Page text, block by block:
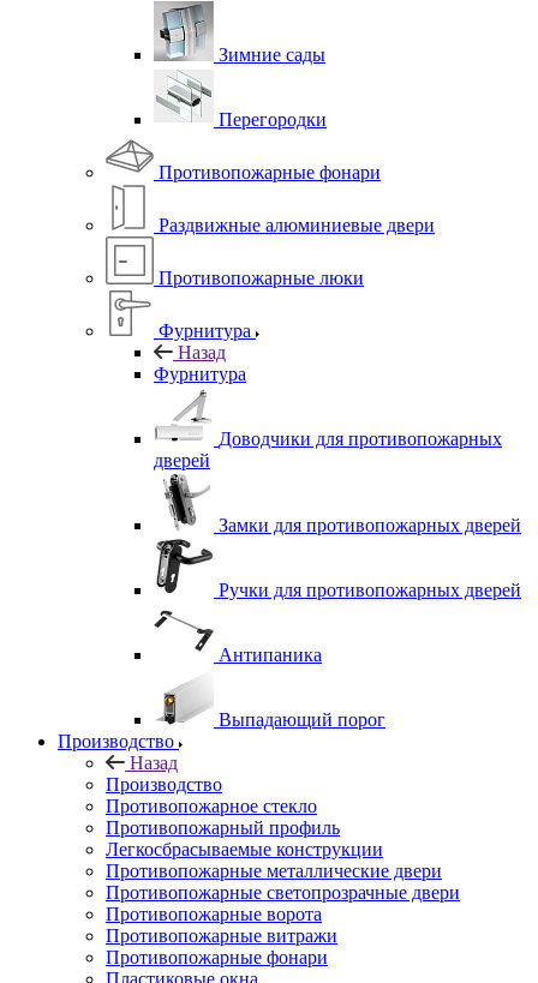
Зимние сады
Перегородки
Противопожарные фонари
Раздвижные алюминиевые двери
Противопожарные люки
Фурнитура
Назад
Фурнитура
Доводчики для противопожарных
дверей
Замки для противопожарных дверей
Ручки для противопожарных дверей
Антипаника
Выпадающий порог
Производство
Назад
Производство
Противопожарное стекло
Противопожарный профиль
Легкосбрасываемые конструкции
Противопожарные металлические двери
Противопожарные светопрозрачные двери
Противопожарные ворота
Противопожарные витражи
Противопожарные фонари
Пластиковые окна